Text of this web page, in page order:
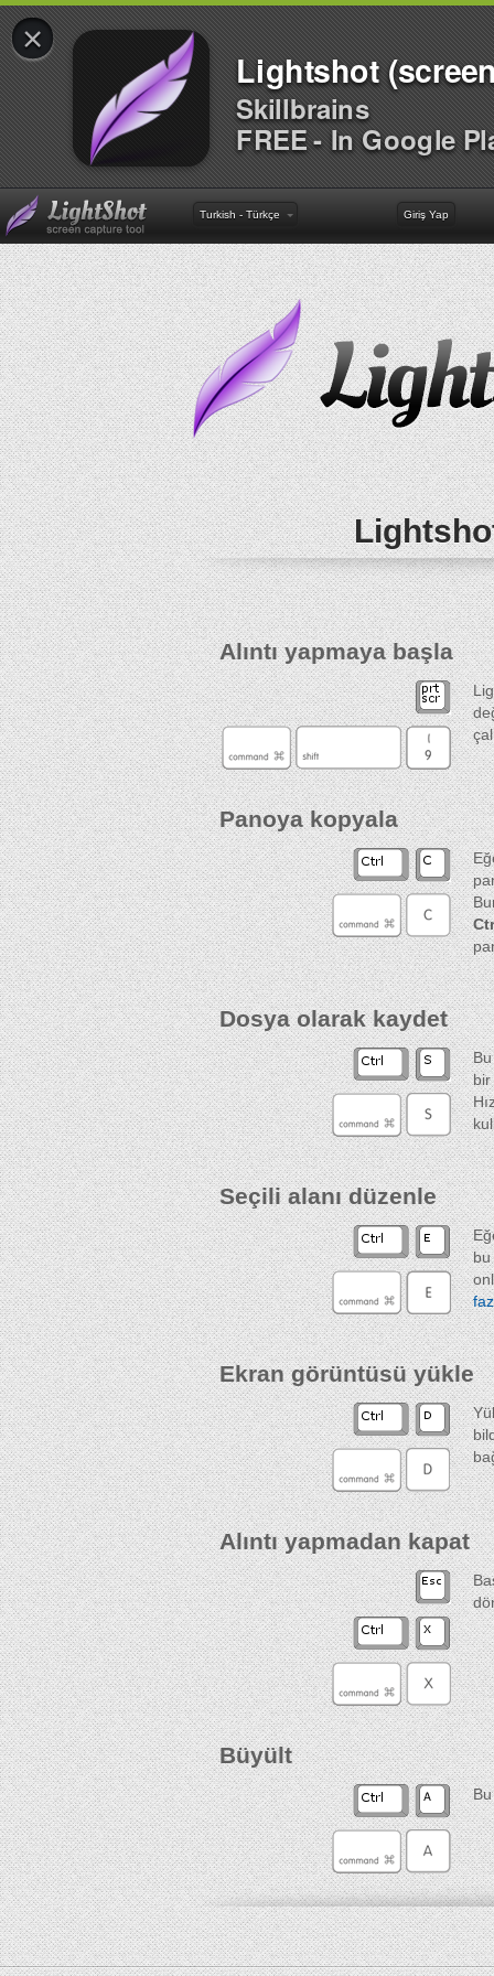
×
Lightshot
Skillbrains
FREE - In Google
Turkish - Türkçe Giriş Yap
Alıntı yapmaya başla
Panoya kopyala
Dosya olarak kaydet
Seçili alanı düzenle
Ekran görüntüsü yükle
Alıntı yapmadan kapat
Büyült